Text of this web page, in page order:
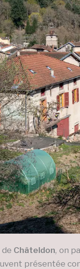
Châteldon, on
présentée